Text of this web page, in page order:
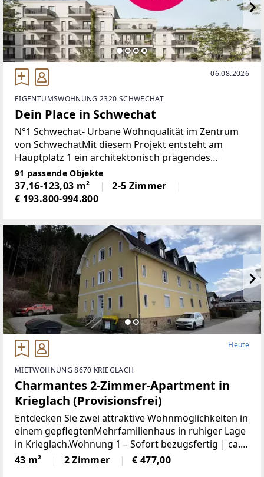
06.08.2026
EIGENTUMSWOHNUNG 2320 SCHWECHAT
Dein Place in Schwechat
N°1 Schwechat- Urbane Wohnqualität im Zentrum
von SchwechatMit diesem Projekt entsteht am
Hauptplatz 1 ein architektonisch prägendes
Neubauprojekt, das stilvolles Wohnen, nachhaltige
Gebäudetechnik und leistbares Eigentum in
zentraler Lage vereint.
91 passende Objekte
37,16-123,03 m²
2-5 Zimmer
€ 193.800-994.800
Heute
MIETWOHNUNG 8670 KRIEGLACH
Charmantes 2-Zimmer-Apartment in
Krieglach (Provisionsfrei)
Entdecken Sie zwei attraktive Wohnmöglichkeiten in
einem gepflegtenMehrfamilienhaus in ruhiger Lage
in Krieglach.Wohnung 1 – Sofort bezugsfertig | ca.
480 € BruttoFrisch und wie neu: Diese 43 m² große
Wohnung wurde komplett saniert. NeueKüche,
43 m² 2 Zimmer € 477,00